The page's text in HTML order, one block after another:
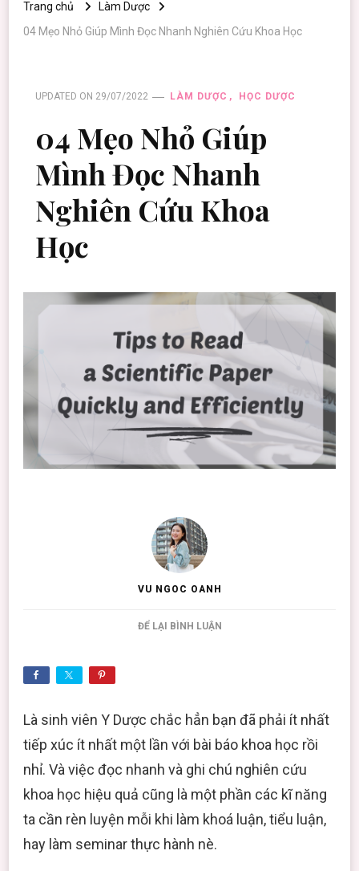
Trang chủ
Làm Dược
04 Mẹo Nhỏ Giúp Mình Đọc Nhanh Nghiên Cứu Khoa Học
UPDATED ON 29/07/2022 LÀM DƯỢC HỌC DƯỢC
04 Mẹo Nhỏ Giúp
Mình Đọc Nhanh
Nghiên Cứu Khoa
Học
VU NGOC OANH
ĐỂ LẠI BÌNH LUẬNTẠI
ĐỌC
NHANH
CỨU
KHOA
HỌC
Là sinh viên Y Dược chắc hẳn bạn đã phải ít nhất
tiếp xúc ít nhất một lần với bài báo khoa học rồi
nhỉ. Và việc đọc nhanh và ghi chú nghiên cứu
khoa học hiệu quả cũng là một phần các kĩ năng
ta cần rèn luyện mỗi khi làm khoá luận, tiểu luận,
hay làm seminar thực hành nè.